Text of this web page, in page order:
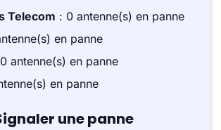
Telecom : 0 antenne(s) en panne
en panne
antenne(s) en panne
en panne
une panne